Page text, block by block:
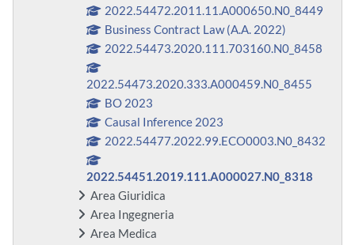
2022.54472.2011.11.A000650.N0_8449
Business Contract Law (A.A. 2022)
2022.54473.2020.111.703160.N0_8458
2022.54473.2020.333.A000459.N0_8455
BO 2023
Causal Inference 2023
2022.54477.2022.99.ECO0003.N0_8432
2022.54451.2019.111.A000027.N0_8318
Area Giuridica
Area Ingegneria
Area Medica